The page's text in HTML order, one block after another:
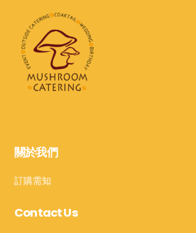
關於我們
訂購需知
Contact Us